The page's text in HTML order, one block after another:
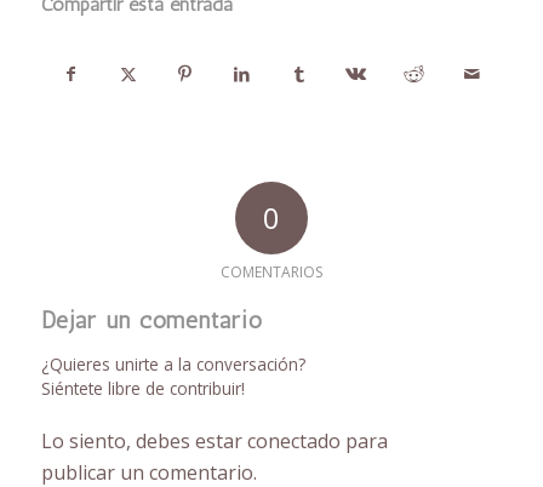
0
COMENTARIOS
Dejar un comentario
¿Quieres unirte a la conversación?
Siéntete libre de contribuir!
Lo siento, debes estarconectado para
publicar un comentario.